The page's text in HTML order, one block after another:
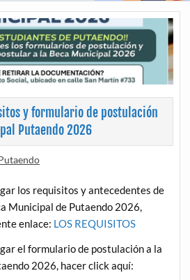
y formulario de postulación
Putaendo 2026
los requisitos y antecedentes de
Municipal de Putaendo 2026,
enlace: LOS REQUISITOS
el formulario de postulación a la
2026, hacer click aquí: